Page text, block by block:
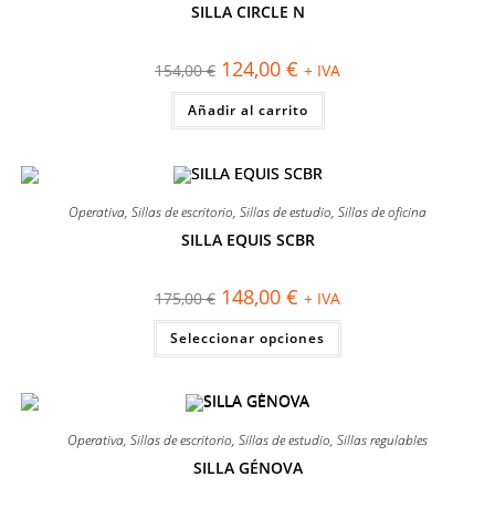
SILLA CIRCLE N
154,00€ El
precio
original
era:
154,00 €.
124,00 € El
precio
actual
es:
124,00 €.
+ IVA
Añadir al carrito
Operativa, Sillas de escritorio, Sillas de estudio, Sillas de oficina
SILLA EQUIS SCBR
175,00€ El
precio
original
era:
175,00 €.
148,00 € El
precio
actual
es:
148,00 €.
+ IVA
Seleccionar opciones
Este
tiene
se
pueden
Operativa, Sillas de escritorio, Sillas de estudio, Sillas regulables
SILLA GÉNOVA